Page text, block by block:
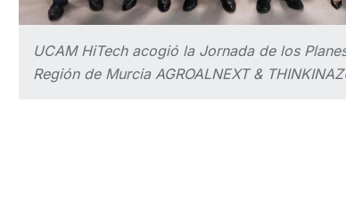
UCAM HiTech acogió la Jornada de los
Región de Murcia AGROALNEXT &